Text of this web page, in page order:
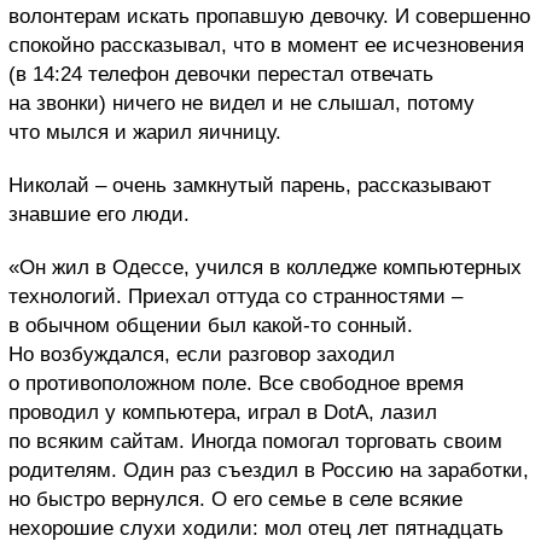
волонтерам искать пропавшую девочку. И совершенно
спокойно рассказывал, что в момент ее исчезновения
(в 14:24 телефон девочки перестал отвечать
на звонки) ничего не видел и не слышал, потому
что мылся и жарил яичницу.
Николай – очень замкнутый парень, рассказывают
знавшие его люди.
«Он жил в Одессе, учился в колледже компьютерных
технологий. Приехал оттуда со странностями –
в обычном общении был какой-то сонный.
Но возбуждался, если разговор заходил
о противоположном поле. Все свободное время
проводил у компьютера, играл в DotA, лазил
по всяким сайтам. Иногда помогал торговать своим
родителям. Один раз съездил в Россию на заработки,
но быстро вернулся. О его семье в селе всякие
нехорошие слухи ходили: мол отец лет пятнадцать